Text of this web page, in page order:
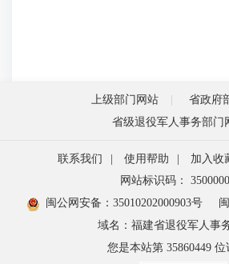
上级部门网站
省政府
省级退役军人事务部门
联系我们 使用帮助 加入收
网站标识码：
闽公网安备：35010202000903号
域名：福建省退役军人事
您是本站第 35860449 位